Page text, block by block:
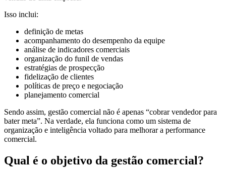
Isso inclui:
definição de metas
acompanhamento do desempenho da equipe
análise de indicadores comerciais
organização do funil de vendas
estratégias de prospecção
fidelização de clientes
políticas de preço e negociação
planejamento comercial
Sendo assim, gestão comercial não é apenas “cobrar vendedor para
bater meta”. Na verdade, ela funciona como um sistema de
organização e inteligência voltado para melhorar a performance
comercial.
Qual é o objetivo da gestão comercial?